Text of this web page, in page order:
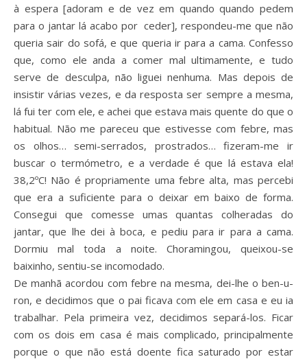
à espera [adoram e de vez em quando quando pedem
para o jantar lá acabo por ceder], respondeu-me que não
queria sair do sofá, e que queria ir para a cama. Confesso
que, como ele anda a comer mal ultimamente, e tudo
serve de desculpa, não liguei nenhuma. Mas depois de
insistir várias vezes, e da resposta ser sempre a mesma,
lá fui ter com ele, e achei que estava mais quente do que o
habitual. Não me pareceu que estivesse com febre, mas
os olhos… semi-serrados, prostrados… fizeram-me ir
buscar o termómetro, e a verdade é que lá estava ela!
38,2ºC! Não é propriamente uma febre alta, mas percebi
que era a suficiente para o deixar em baixo de forma.
Consegui que comesse umas quantas colheradas do
jantar, que lhe dei à boca, e pediu para ir para a cama.
Dormiu mal toda a noite. Choramingou, queixou-se
baixinho, sentiu-se incomodado.
De manhã acordou com febre na mesma, dei-lhe o ben-u-
ron, e decidimos que o pai ficava com ele em casa e eu ia
trabalhar. Pela primeira vez, decidimos separá-los. Ficar
com os dois em casa é mais complicado, principalmente
porque o que não está doente fica saturado por estar